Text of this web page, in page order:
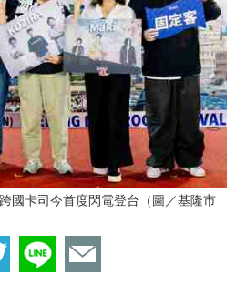
國卡司今首度閃電登台（圖／基隆市